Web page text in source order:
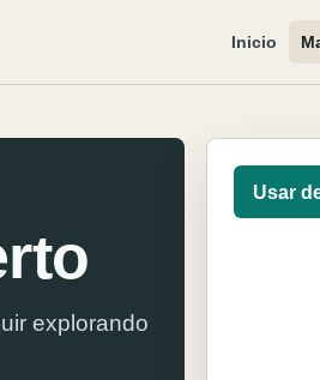
Inicio
explorando
Usar